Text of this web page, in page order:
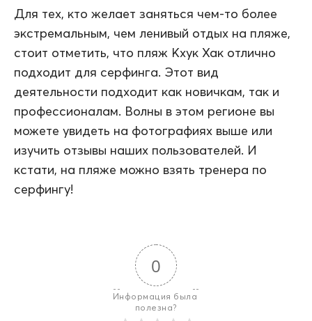
Для тех, кто желает заняться чем-то более
экстремальным, чем ленивый отдых на пляже,
стоит отметить, что пляж Кхук Хак отлично
подходит для серфинга. Этот вид
деятельности подходит как новичкам, так и
профессионалам. Волны в этом регионе вы
можете увидеть на фотографиях выше или
изучить отзывы наших пользователей. И
кстати, на пляже можно взять тренера по
серфингу!
0
Информация была
полезна?